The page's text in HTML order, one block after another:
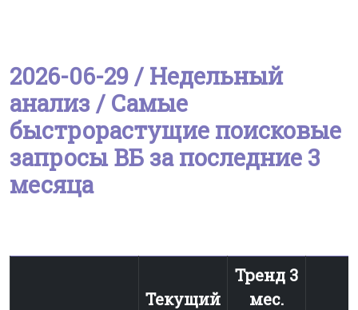
2026-06-29 / Недельный
анализ / Самые
быстрорастущие поисковые
запросы ВБ за последние 3
месяца
Текущий
Тренд 3
мес.